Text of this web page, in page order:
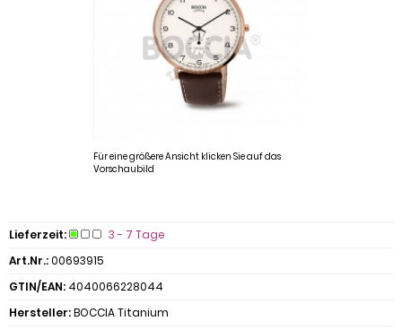
Für eine größere Ansicht klicken Sie auf das
Vorschaubild
Lieferzeit:
3 - 7 Tage
Art.Nr.:00693915
GTIN/EAN: 4040066228044
Hersteller:BOCCIA Titanium